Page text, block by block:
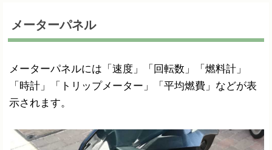
メーターパネル
メーターパネルには「速度」「回転数」「燃料計」
「時計」「トリップメーター」「平均燃費」などが表
示されます。